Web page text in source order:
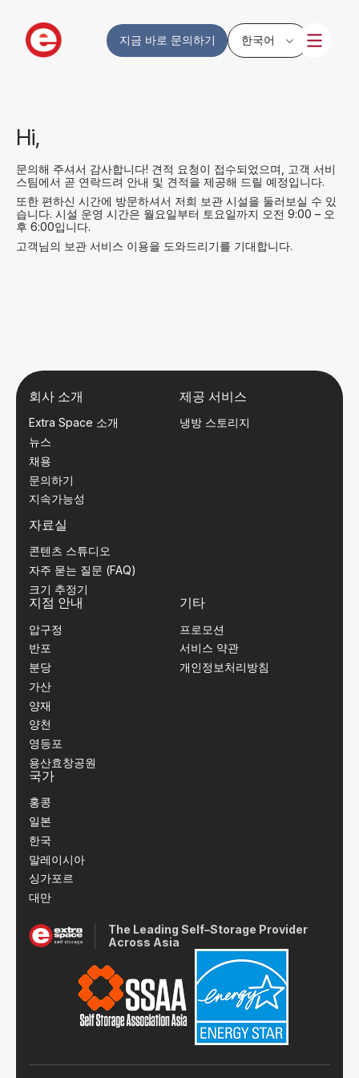
지금 바로 문의하기 한국어
Hi,
문의해 주셔서 감사합니다! 견적 요청이 접수되었으며, 고객 서비
스팀에서 곧 연락드려 안내 및 견적을 제공해 드릴 예정입니다.
또한 편하신 시간에 방문하셔서 저희 보관 시설을 둘러보실 수 있
습니다. 시설 운영 시간은 월요일부터 토요일까지 오전 9:00 – 오
후 6:00입니다.
고객님의 보관 서비스 이용을 도와드리기를 기대합니다.
회사 소개
Extra Space 소개
뉴스
채용
문의하기
지속가능성
자료실
콘텐츠 스튜디오
자주 묻는 질문 (FAQ)
크기 추정기
제공 서비스
냉방 스토리지
지점 안내
압구정
반포
분당
가산
양재
양천
영등포
용산효창공원
기타
프로모션
서비스 약관
개인정보처리방침
국가
홍콩
일본
한국
말레이시아
싱가포르
대만
The Leading Self–Storage Provider
Across Asia